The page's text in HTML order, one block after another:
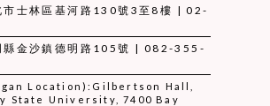
市士林區基河路130號3至8樓 | 02-
縣金沙鎮德明路105號 | 082-355-
Location):Gilbertson Hall,
State University, 7400 Bay